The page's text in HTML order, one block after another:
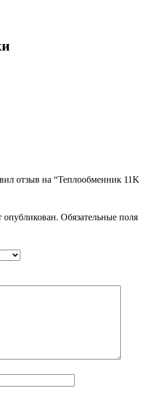
отзыв на “Теплообменник 11K
опубликован. Обязательные поля